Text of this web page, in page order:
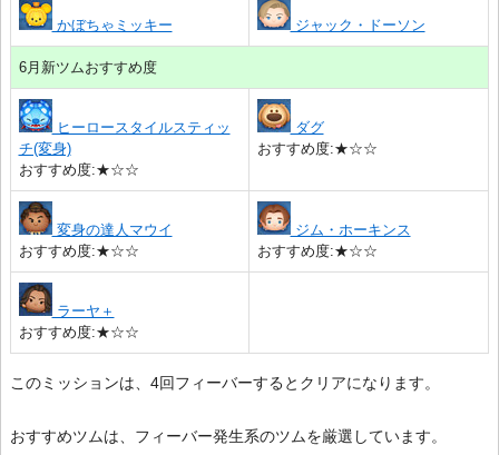
かぼちゃミッキー ジャック・ドーソン
6月新ツムおすすめ度
ヒーロースタイルスティッ
チ(変身)
おすすめ度:★☆☆
ダグ
おすすめ度:★☆☆
変身の達人マウイ
おすすめ度:★☆☆
ジム・ホーキンス
おすすめ度:★☆☆
ラーヤ＋
おすすめ度:★☆☆
このミッションは、4回フィーバーするとクリアになります。
おすすめツムは、フィーバー発生系のツムを厳選しています。